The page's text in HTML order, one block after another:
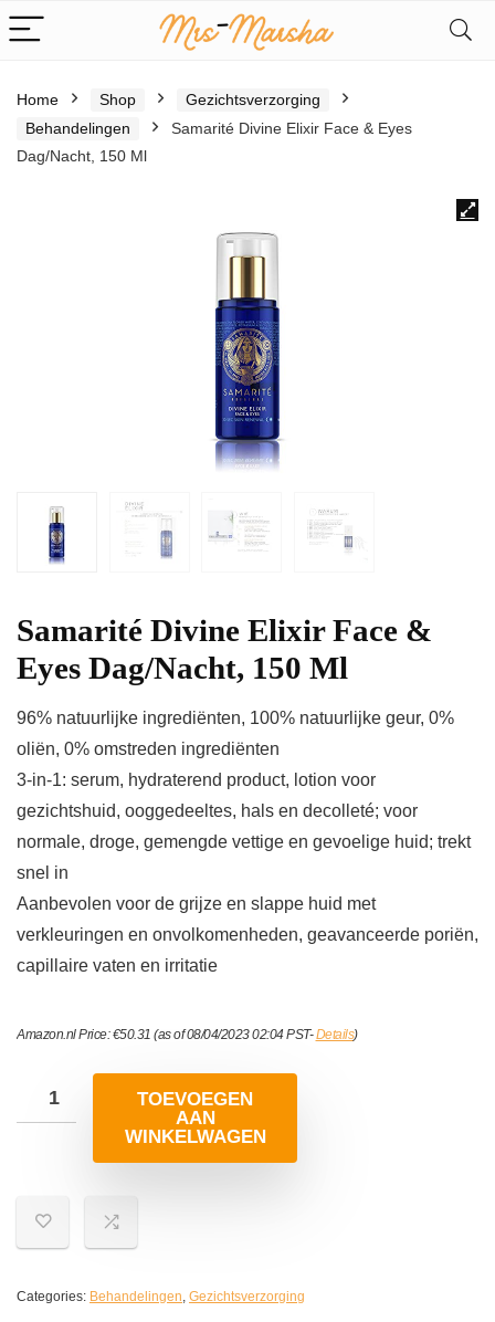
Home Shop
Gezichtsverzorging
Behandelingen
Samarité Divine Elixir Face & Eyes
Dag/Nacht, 150 Ml
Samarité Divine Elixir Face &
Eyes Dag/Nacht, 150 Ml
96% natuurlijke ingrediënten, 100% natuurlijke geur, 0%
oliën, 0% omstreden ingrediënten
3-in-1: serum, hydraterend product, lotion voor
gezichtshuid, ooggedeeltes, hals en decolleté; voor
normale, droge, gemengde vettige en gevoelige huid; trekt
snel in
Aanbevolen voor de grijze en slappe huid met
verkleuringen en onvolkomenheden, geavanceerde poriën,
capillaire vaten en irritatie
Amazon.nl Price:€50.31 (as of 08/04/2023 02:04 PST-Details)
TOEVOEGEN
AAN
WINKELWAGEN
Categories: Behandelingen, Gezichtsverzorging